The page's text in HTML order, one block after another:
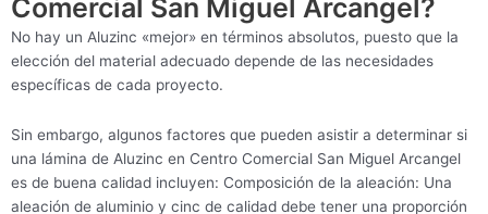
Comercial San Miguel Arcangel?
No hay un Aluzinc «mejor» en términos absolutos, puesto que la
elección del material adecuado depende de las necesidades
específicas de cada proyecto.
Sin embargo, algunos factores que pueden asistir a determinar si
una lámina de Aluzinc en Centro Comercial San Miguel Arcangel
es de buena calidad incluyen: Composición de la aleación: Una
aleación de aluminio y cinc de calidad debe tener una proporción